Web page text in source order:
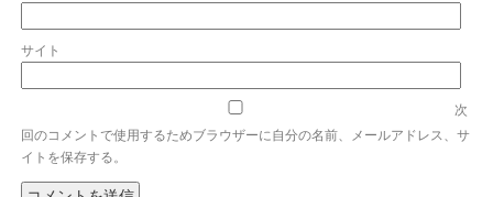
サイト
次
回のコメントで使用するためブラウザーに自分の名前、メールアドレス、サ
イトを保存する。